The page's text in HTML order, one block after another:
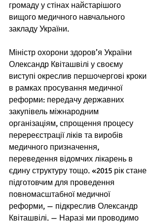
громаду у стінах найстарішого
вищого медичного навчального
закладу України.
Міністр охорони здоров’я України
Олександр Квіташвілі у своєму
виступі окреслив першочергові кроки
в рамках просування медичної
реформи: передачу державних
закупівель міжнародним
організаціям, спрощення процесу
перереєстрації ліків та виробів
медичного призначення,
переведення відомчих лікарень в
єдину структуру тощо. «2015 рік стане
підготовчим для проведення
повномасштабної медичної
реформи, — підкреслив Олександр
Квіташвілі. — Наразі ми проводимо